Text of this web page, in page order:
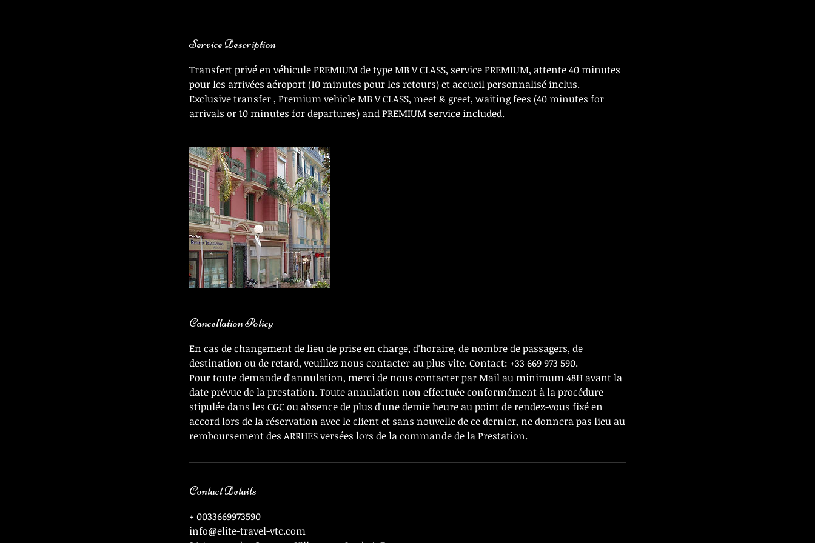
Service Description
Transfert privé en véhicule PREMIUM de type MB V CLASS, service PREMIUM, attente 40 minutes
pour les arrivées aéroport (10 minutes pour les retours) et accueil personnalisé inclus.
Exclusive transfer , Premium vehicle MB V CLASS, meet & greet, waiting fees (40 minutes for
arrivals or 10 minutes for departures) and PREMIUM service included.
Cancellation Policy
En cas de changement de lieu de prise en charge, d'horaire, de nombre de passagers, de
destination ou de retard, veuillez nous contacter au plus vite. Contact: +33 669 973 590.
Pour toute demande d'annulation, merci de nous contacter par Mail au minimum 48H avant la
date prévue de la prestation. Toute annulation non effectuée conformément à la procédure
stipulée dans les CGC ou absence de plus d'une demie heure au point de rendez-vous fixé en
accord lors de la réservation avec le client et sans nouvelle de ce dernier, ne donnera pas lieu au
remboursement des ARRHES versées lors de la commande de la Prestation.
Contact Details
+ 0033669973590
info@elite-travel-vtc.com